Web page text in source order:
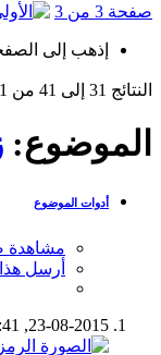
صفحة 3 من 3
إذهب إلى
النتائج 31 إلى 41 من 41
الموضوع:
أدوات الموضوع
مشاهدة
أرسل
23-08-2015,
PM